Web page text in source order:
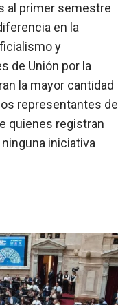
al primer semestre
en la
y
de Unión por la
la mayor cantidad
representantes de
quienes registran
iniciativa